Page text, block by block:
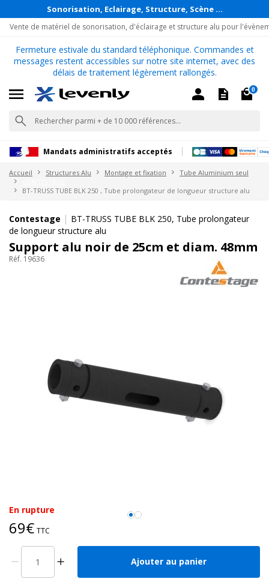
Sonorisation, Eclairage, Structure, Scène ...
Vente de matériel de sonorisation, d'éclairage et structure alu pour
Fermeture estivale du standard téléphonique. Commandes et
messages restent accessibles sur notre site internet, avec des
délais de traitement légèrement rallongés.
0
Mandats administratifs acceptés
Accueil Structures Alu Montage et fixation
Tube Aluminium seul
BT-TRUSS TUBE BLK 250 , Tube prolongateur de longueur structure alu
Contestage | BT-TRUSS TUBE BLK 250, Tube prolongateur
de longueur structure alu
Support alu noir de 25cm et diam. 48mm
Réf. 19636
En rupture
69€ TTC
Ajouter au panier